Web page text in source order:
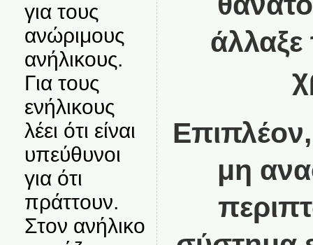
για τους
ανώριμους
ανήλικους.
Για τους
ενήλικους
λέει ότι είναι
υπεύθυνοι
για ότι
πράττουν.
Στον ανήλικο
άλλαξε
μη